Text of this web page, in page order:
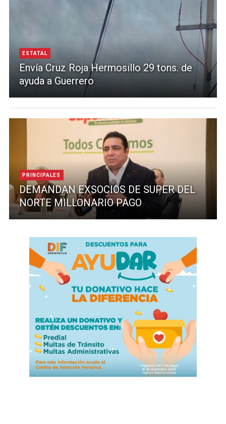
ESTATAL
Envía Cruz Roja Hermosillo 29 tons. de
ayuda a Guerrero
PRINCIPALES
DEMANDAN EXSOCIOS DE SUPER DEL
NORTE MILLONARIO PAGO